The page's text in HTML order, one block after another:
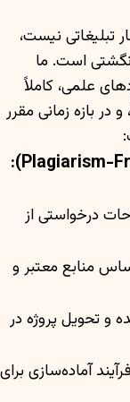
تبلیغاتی نیست،
است. ما
علمی، کاملاً
بازه زمانی مقرر
درخواستی از
منابع معتبر و
و تحویل پروژه در
آماده‌سازی برای